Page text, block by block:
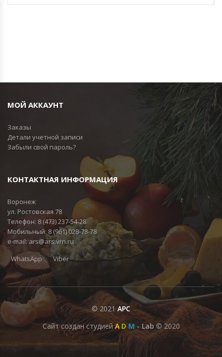
МОЙ АККАУНТ
Заказы
Детали учетной записи
Забыли свой пароль?
КОНТАКТНАЯ ИНФОРМАЦИЯ
Воронеж
ул. Ростовская 78
Телефон: 8 (473) 237-54-28
Мобильный: 8 (961) 028-78-78
e-mail: ars@ars.vrn.ru
WhatsApp
Viber
© 2021АРС
Сайт создан студиейA D M - Lab © 2020